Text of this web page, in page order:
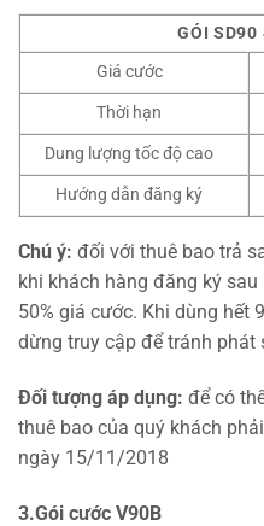
GÓI SD90
Giá cước
Thời hạn
Dung lượng tốc độ cao
Hướng dẫn đăng ký
Chú ý: đối với thuê bao trả
khi khách hàng đăng ký
50% giá cước. Khi dùng hết
dừng truy cập để tránh phát
Đối tượng áp dụng: để có
thuê bao của quý khách
ngày 15/11/2018
3.Gói cước V90B